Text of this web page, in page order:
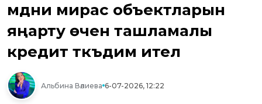
мәдәни мирас объектларын
яңарту өчен ташламалы
кредит тәкъдим ителә
Альбина Вәлиева 6-07-2026, 12:22